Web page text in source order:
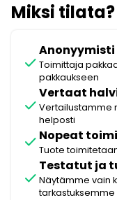
Miksi tilata?
check
Anonyymisti
Toimittaja
pakkaukseen
check
Vertaat
Vertailustamme
helposti
check Nopeat
Tuote
check
Testatut ja
Näytämme vain
tarkastuksemme